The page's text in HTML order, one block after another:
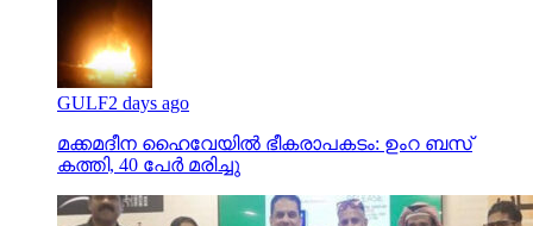
GULF2 days ago
മക്കമദീന ഹൈവേയില്‍ ഭീകരാപകടം: ഉംറ ബസ്
കത്തി, 40 പേര്‍ മരിച്ചു